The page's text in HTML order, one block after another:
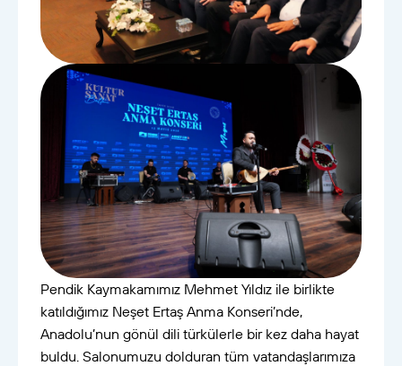
Pendik Kaymakamımız Mehmet Yıldız ile birlikte
katıldığımız Neşet Ertaş Anma Konseri’nde,
Anadolu’nun gönül dili türkülerle bir kez daha hayat
buldu. Salonumuzu dolduran tüm vatandaşlarımıza